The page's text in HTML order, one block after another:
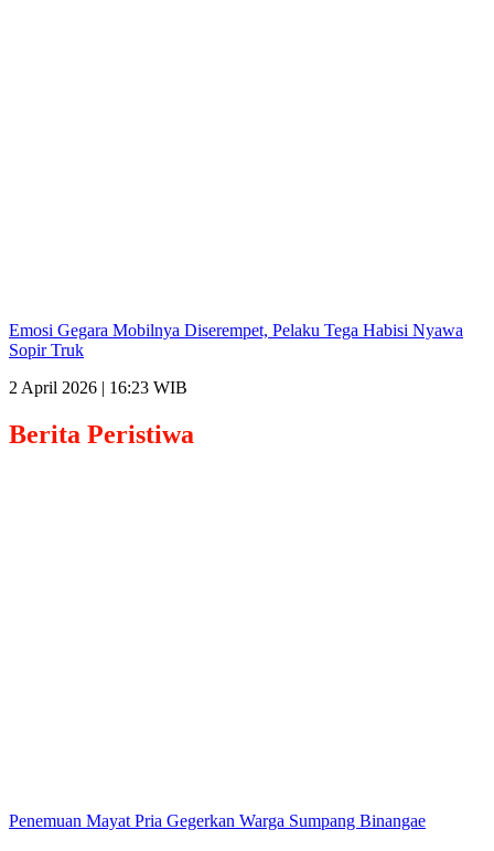
Emosi Gegara Mobilnya Diserempet, Pelaku Tega Habisi Nyawa
Sopir Truk
2 April 2026 | 16:23 WIB
Berita Peristiwa
Penemuan Mayat Pria Gegerkan Warga Sumpang Binangae